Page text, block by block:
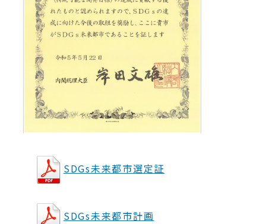
SDGs未来都市選定証
SDGs未来都市計画